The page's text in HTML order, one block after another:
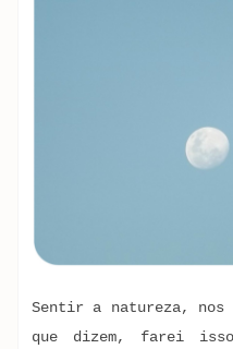
Sentir a natureza, nos
que dizem, farei